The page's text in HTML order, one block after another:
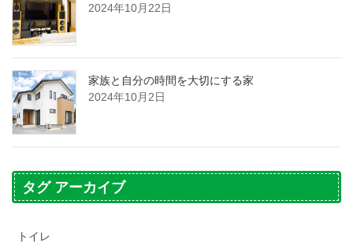
2024年10月22日
家族と自分の時間を大切にする家
2024年10月2日
タグ アーカイブ
トイレ